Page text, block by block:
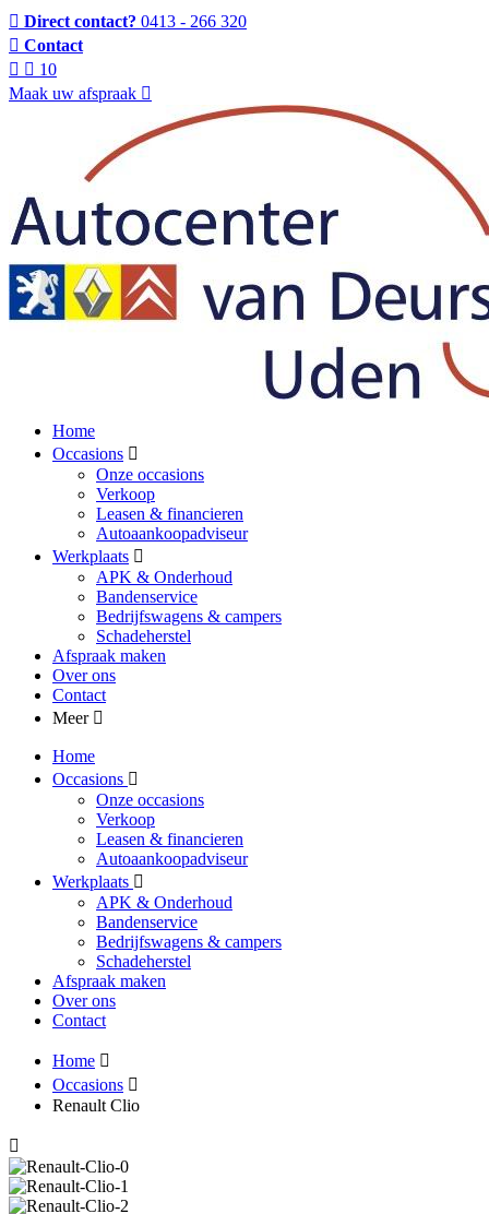
Direct contact? 0413 - 266 320
Contact
10
Maak uw afspraak
Home
Occasions
Onze occasions
Verkoop
Leasen & financieren
Autoaankoopadviseur
Werkplaats
APK & Onderhoud
Bandenservice
Bedrijfswagens & campers
Schadeherstel
Afspraak maken
Over ons
Contact
Meer
Home
Occasions
Onze occasions
Verkoop
Leasen & financieren
Autoaankoopadviseur
Werkplaats
APK & Onderhoud
Bandenservice
Bedrijfswagens & campers
Schadeherstel
Afspraak maken
Over ons
Contact
Home
Occasions
Renault Clio